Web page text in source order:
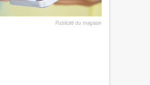
Publicité du magasin